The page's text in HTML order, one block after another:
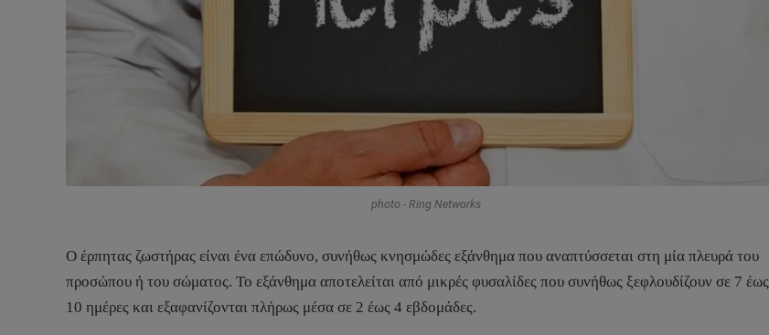
photo - Ring Networks
Ο έρπητας ζωστήρας είναι ένα επώδυνο, συνήθως κνησμώδες εξάνθημα που αναπτύσσεται στη μία πλευρά του
προσώπου ή του σώματος. Το εξάνθημα αποτελείται από μικρές φυσαλίδες που συνήθως ξεφλουδίζουν σε 7 έως
10 ημέρες και εξαφανίζονται πλήρως μέσα σε 2 έως 4 εβδομάδες.